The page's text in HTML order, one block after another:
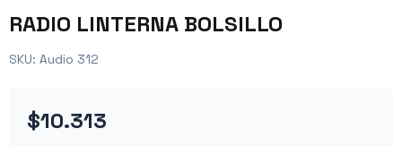
RADIO LINTERNA BOLSILLO
SKU: Audio 312
$10.313